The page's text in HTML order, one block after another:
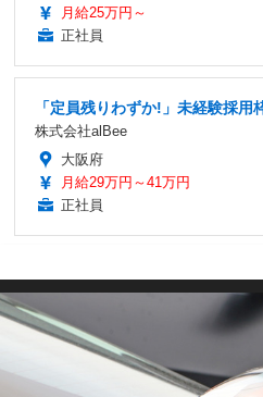
月給25万円～
正社員
「定員残りわずか!」未経験採用
株式会社alBee
大阪府
月給29万円～41万円
正社員